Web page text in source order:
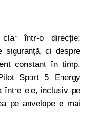
într-o direcție:
siguranță, ci despre
constant în timp.
Sport 5 Energy
între ele, inclusiv pe
pe anvelope e mai